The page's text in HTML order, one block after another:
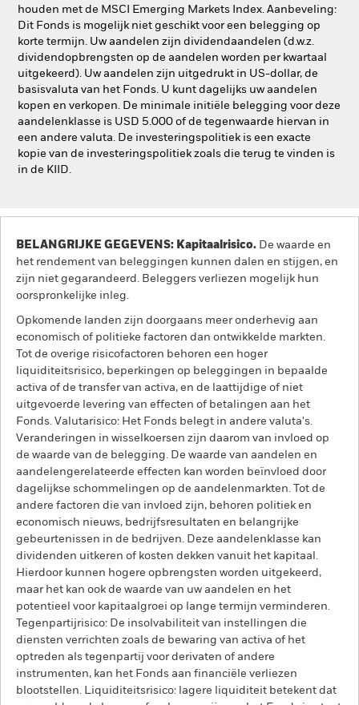
houden met de MSCI Emerging Markets Index. Aanbeveling:
Dit Fonds is mogelijk niet geschikt voor een belegging op
korte termijn. Uw aandelen zijn dividendaandelen (d.w.z.
dividendopbrengsten op de aandelen worden per kwartaal
uitgekeerd). Uw aandelen zijn uitgedrukt in US-dollar, de
basisvaluta van het Fonds. U kunt dagelijks uw aandelen
kopen en verkopen. De minimale initiële belegging voor deze
aandelenklasse is USD 5.000 of de tegenwaarde hiervan in
een andere valuta. De investeringspolitiek is een exacte
kopie van de investeringspolitiek zoals die terug te vinden is
in de KIID.
BELANGRIJKE GEGEVENS: Kapitaalrisico. De waarde en
het rendement van beleggingen kunnen dalen en stijgen, en
zijn niet gegarandeerd. Beleggers verliezen mogelijk hun
oorspronkelijke inleg.
Opkomende landen zijn doorgaans meer onderhevig aan
economisch of politieke factoren dan ontwikkelde markten.
Tot de overige risicofactoren behoren een hoger
liquiditeitsrisico, beperkingen op beleggingen in bepaalde
activa of de transfer van activa, en de laattijdige of niet
uitgevoerde levering van effecten of betalingen aan het
Fonds. Valutarisico: Het Fonds belegt in andere valuta's.
Veranderingen in wisselkoersen zijn daarom van invloed op
de waarde van de belegging. De waarde van aandelen en
aandelengerelateerde effecten kan worden beïnvloed door
dagelijkse schommelingen op de aandelenmarkten. Tot de
andere factoren die van invloed zijn, behoren politiek en
economisch nieuws, bedrijfsresultaten en belangrijke
gebeurtenissen in de bedrijven. Deze aandelenklasse kan
dividenden uitkeren of kosten dekken vanuit het kapitaal.
Hierdoor kunnen hogere opbrengsten worden uitgekeerd,
maar het kan ook de waarde van uw aandelen en het
potentieel voor kapitaalgroei op lange termijn verminderen.
Tegenpartijrisico: De insolvabiliteit van instellingen die
diensten verrichten zoals de bewaring van activa of het
optreden als tegenpartij voor derivaten of andere
instrumenten, kan het Fonds aan financiële verliezen
blootstellen. Liquiditeitsrisico: lagere liquiditeit betekent dat